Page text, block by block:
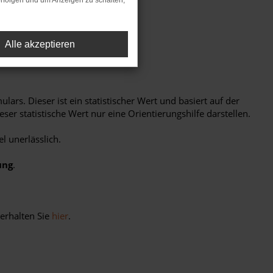
Dieser ist ein statistischer Wert und basiert auf der
statistische Wert nur eine Orientierungshilfe darstellen.
unerlässlich.
.
Sie hier.
Alle akzeptieren